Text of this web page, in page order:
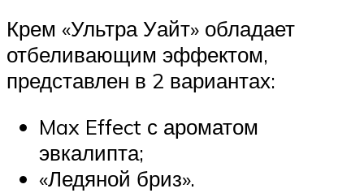
Крем «Ультра Уайт» обладает
отбеливающим эффектом,
представлен в 2 вариантах:
Max Effect с ароматом
эвкалипта;
«Ледяной бриз».